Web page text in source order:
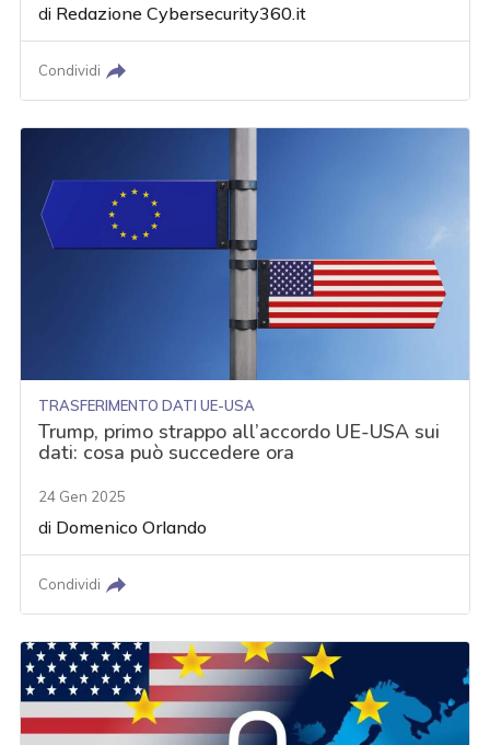
di Redazione Cybersecurity360.it
Condividi
TRASFERIMENTO DATI UE-USA
Trump, primo strappo all’accordo UE-USA sui
dati: cosa può succedere ora
24 Gen 2025
di Domenico Orlando
Condividi